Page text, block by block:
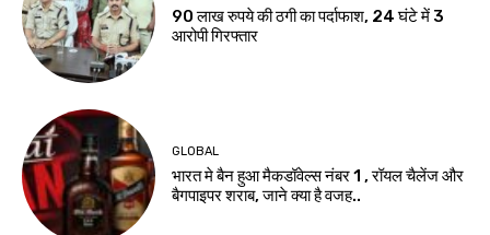
90 लाख रुपये की ठगी का पर्दाफाश, 24 घंटे में 3
आरोपी गिरफ्तार
GLOBAL
भारत मे बैन हुआ मैकडॉवेल्स नंबर 1 , रॉयल चैलेंज और
बैगपाइपर शराब, जाने क्या है वजह..